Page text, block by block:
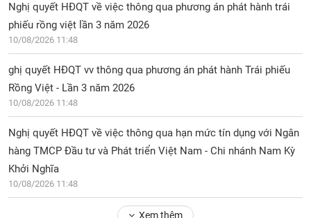
Nghị quyết HĐQT về việc thông qua phương án phát hành trái
phiếu rồng việt lần 3 năm 2026
10/08/2026 11:48
ghị quyết HĐQT vv thông qua phương án phát hành Trái phiếu
Rồng Việt - Lần 3 năm 2026
10/08/2026 11:48
Nghị quyết HĐQT về việc thông qua hạn mức tín dụng với Ngân
hàng TMCP Đầu tư và Phát triển Việt Nam - Chi nhánh Nam Kỳ
Khởi Nghĩa
10/08/2026 11:48
Xem thêm